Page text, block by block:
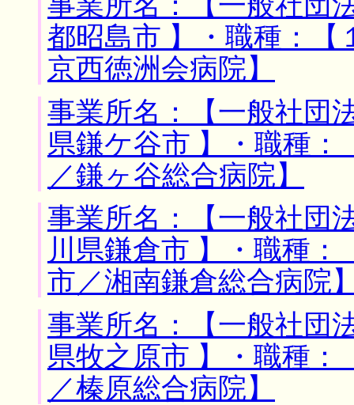
都昭島市 】・職種：【
京西徳洲会病院】
事業所名：【一般社団
県鎌ケ谷市 】・職種
／鎌ヶ谷総合病院】
事業所名：【一般社団
川県鎌倉市 】・職種
市／湘南鎌倉総合病院
事業所名：【一般社団
県牧之原市 】・職種：
／榛原総合病院】